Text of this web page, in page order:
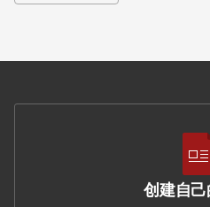
创建自